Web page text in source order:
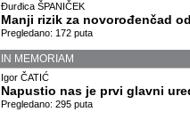
Đurđica ŠPANIČEK
Manji rizik za novorođenčad
Pregledano: 172 puta
IN MEMORIAM
Igor ČATIĆ
Napustio nas je prvi glavni
Pregledano: 295 puta